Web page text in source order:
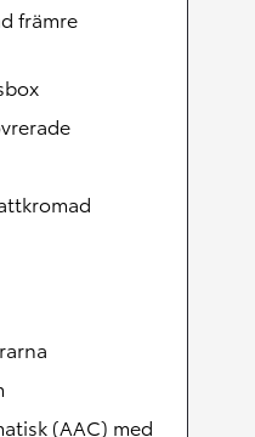
främre
(AAC) med